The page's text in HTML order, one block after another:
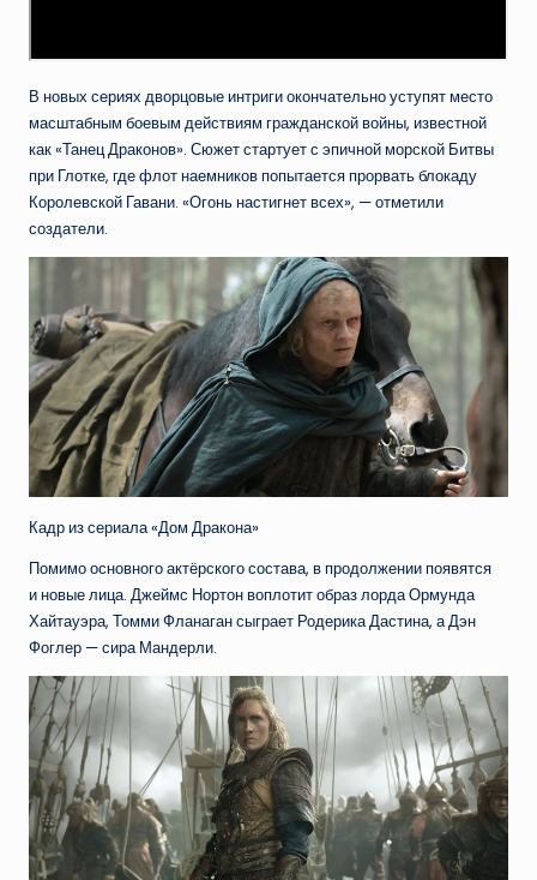
В новых сериях дворцовые интриги окончательно уступят место
масштабным боевым действиям гражданской войны, известной
как «Танец Драконов». Сюжет стартует с эпичной морской Битвы
при Глотке, где флот наемников попытается прорвать блокаду
Королевской Гавани. «Огонь настигнет всех», — отметили
создатели.
Кадр из сериала «Дом Дракона»
Помимо основного актёрского состава, в продолжении появятся
и новые лица. Джеймс Нортон воплотит образ лорда Ормунда
Хайтауэра, Томми Фланаган сыграет Родерика Дастина, а Дэн
Фоглер — сира Мандерли.